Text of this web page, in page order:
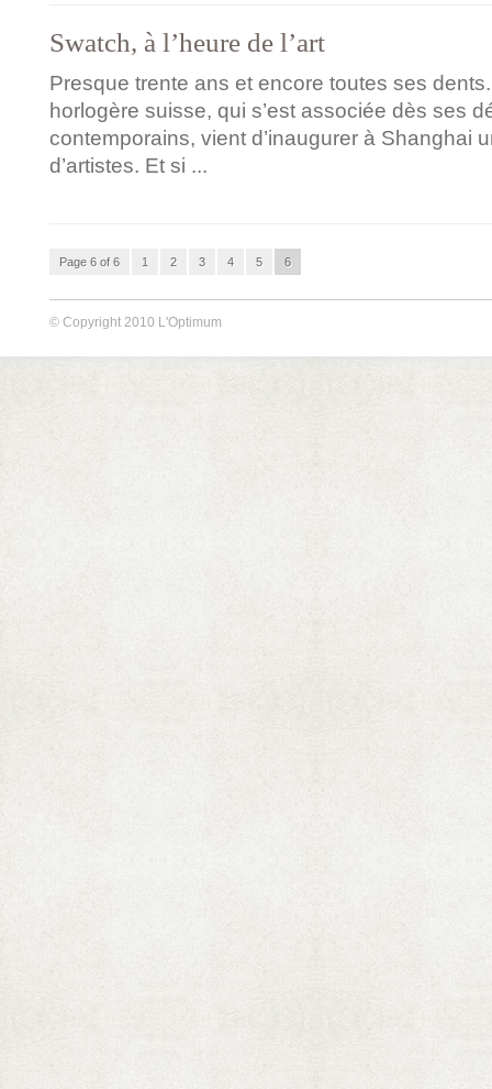
Swatch, à l’heure de l’art
Presque trente ans et encore toutes ses
horlogère suisse, qui s’est associée dès ses
contemporains, vient d’inaugurer à Shanghai
d’artistes. Et si ...
Page 6 of 6 1 2 3 4 5 6
© Copyright 2010 L'Optimum